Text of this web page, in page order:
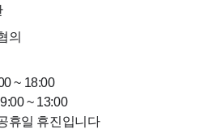
의
~ 18:00
~ 13:00
휴일 휴진입니다